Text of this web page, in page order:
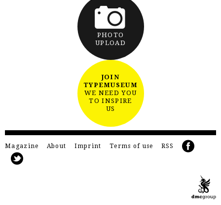
PHOTO
UPLOAD
JOIN
TYPEMUSEUM
WE NEED YOU
TO INSPIRE
US
Magazine About Imprint Terms of use RSS